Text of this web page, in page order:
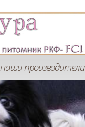
наши производители